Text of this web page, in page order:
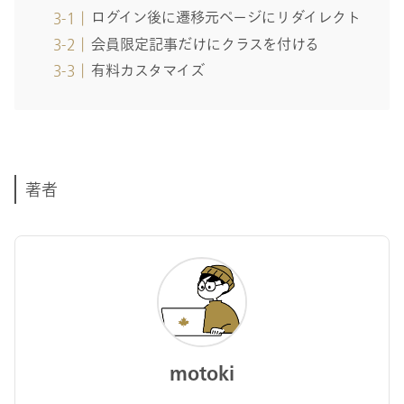
ログイン後に遷移元ページにリダイレクト
会員限定記事だけにクラスを付ける
有料カスタマイズ
著者
motoki